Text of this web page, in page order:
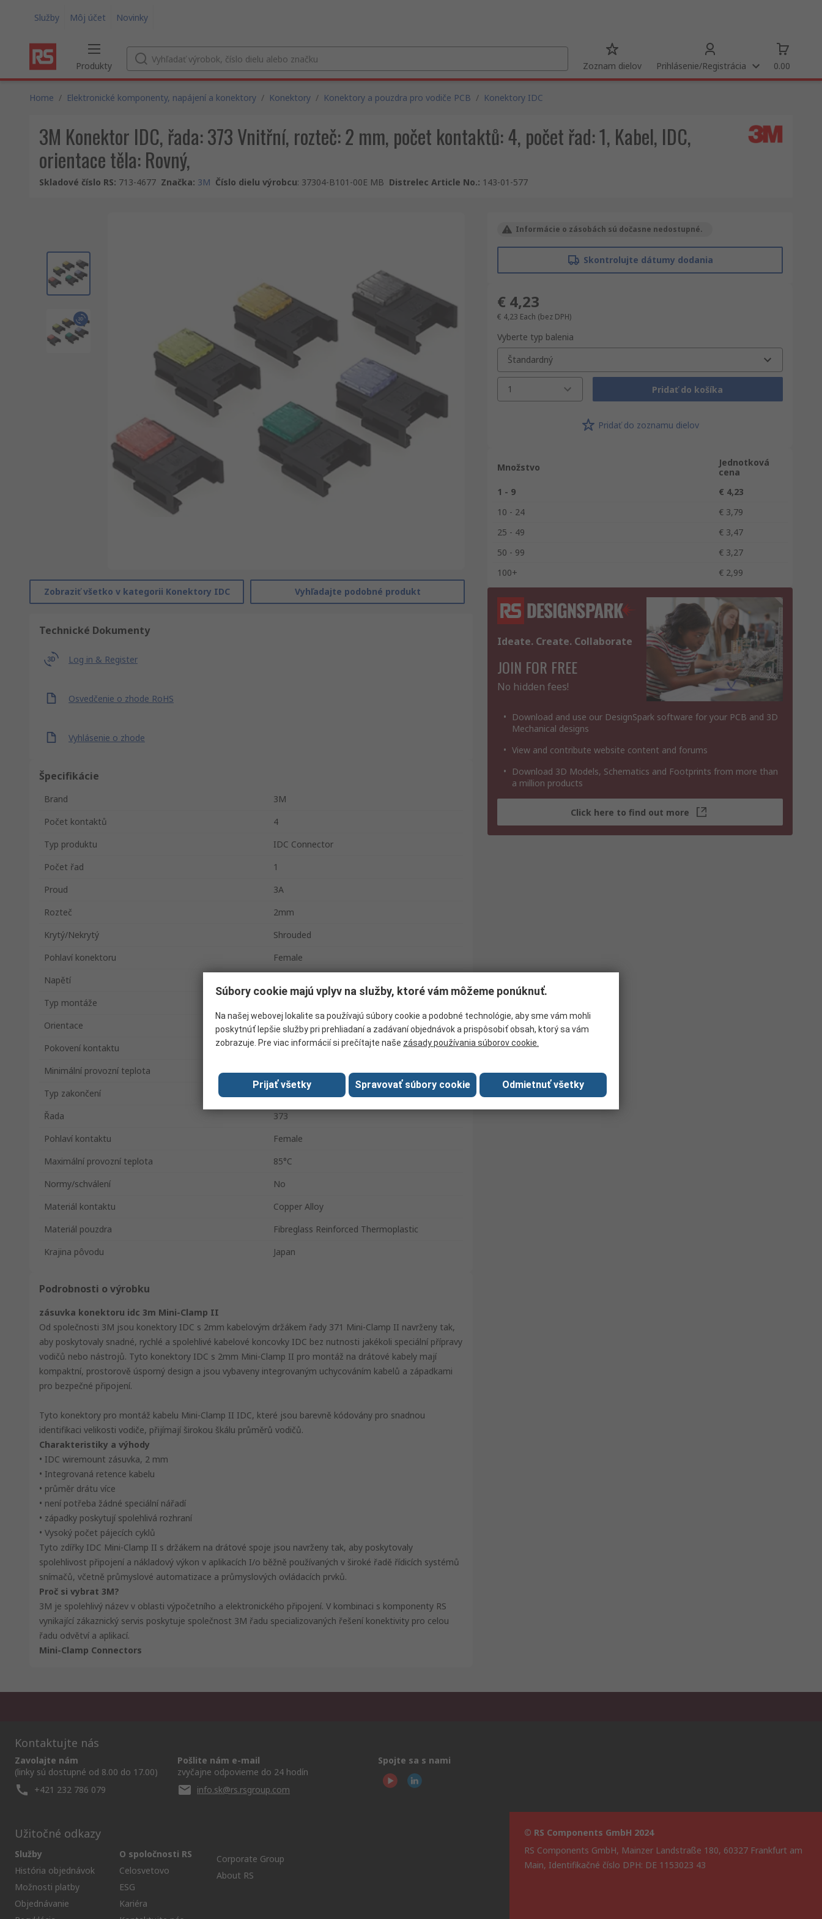
Služby Môj účet Novinky
Produkty Zoznam dielov Prihlásenie/Registrácia 0.00
Home / Elektronické komponenty, napájení a konektory / Konektory / Konektory a pouzdra pro vodiče PCB / Konektory IDC
3M Konektor IDC, řada: 373 Vnitřní, rozteč: 2 mm, počet kontaktů: 4, počet řad: 1, Kabel, IDC,
orientace těla: Rovný,
Skladové číslo RS: 713-4677 Značka: 3M Číslo dielu výrobcu: 37304-B101-00E MB Distrelec Article No.: 143-01-577
Zobraziť všetko v kategorii Konektory IDC Vyhľadajte podobné produkt
Technické Dokumenty
Log in & Register
Osvedčenie o zhode RoHS
Vyhlásenie o zhode
Špecifikácie
Brand
3M
Počet kontaktů
4
Typ produktu
IDC Connector
Počet řad
1
Proud
3A
Rozteč
2mm
Krytý/Nekrytý
Shrouded
Pohlaví konektoru
Female
Napětí
Typ montáže
Orientace
Straight
Pokovení kontaktu
Zlato přes nikl
Minimální provozní teplota
-20°C
Typ zakončení
Řada
373
Pohlaví kontaktu
Female
Maximální provozní teplota
85°C
Normy/schválení
No
Materiál kontaktu
Copper Alloy
Materiál pouzdra
Fibreglass Reinforced Thermoplastic
Krajina pôvodu
Japan
Podrobnosti o výrobku
zásuvka konektoru idc 3m Mini-Clamp II
Od společnosti 3M jsou konektory IDC s 2mm kabelovým držákem řady 371 Mini-Clamp II navrženy tak,
aby poskytovaly snadné, rychlé a spolehlivé kabelové koncovky IDC bez nutnosti jakékoli speciální přípravy
vodičů nebo nástrojů. Tyto konektory IDC s 2mm Mini-Clamp II pro montáž na drátové kabely mají
kompaktní, prostorově úsporný design a jsou vybaveny integrovaným uchycováním kabelů a západkami
pro bezpečné připojení.
Tyto konektory pro montáž kabelu Mini-Clamp II IDC, které jsou barevně kódovány pro snadnou
identifikaci velikosti vodiče, přijímají širokou škálu průměrů vodičů.
Charakteristiky a výhody
• IDC wiremount zásuvka, 2 mm
• Integrovaná retence kabelu
• průměr drátu více
• není potřeba žádné speciální nářadí
• západky poskytují spolehlivá rozhraní
• Vysoký počet pájecích cyklů
Tyto zdířky IDC Mini-Clamp II s držákem na drátové spoje jsou navrženy tak, aby poskytovaly
spolehlivost připojení a nákladový výkon v aplikacích I/o běžně používaných v široké řadě řídicích systémů
snímačů, včetně průmyslové automatizace a průmyslových ovládacích prvků.
Proč si vybrat 3M?
3M je spolehlivý název v oblasti výpočetního a elektronického připojení. V kombinaci s komponenty RS
vynikající zákaznický servis poskytuje společnost 3M řadu specializovaných řešení konektivity pro celou
řadu odvětví a aplikací.
Mini-Clamp Connectors
Informácie o zásobách sú dočasne nedostupné.
Skontrolujte dátumy dodania
€ 4,23
€ 4,23 Each (bez DPH)
Vyberte typ balenia
Štandardný
1 Pridať do košíka
Pridať do zoznamu dielov
Množstvo
Jednotková
cena
1 - 9
€ 4,23
10 - 24
€ 3,79
25 - 49
€ 3,47
50 - 99
€ 3,27
100+
€ 2,99
Ideate. Create. Collaborate
JOIN FOR FREE
No hidden fees!
Download and use our DesignSpark software for your PCB and 3D
Mechanical designs
View and contribute website content and forums
Download 3D Models, Schematics and Footprints from more than
a million products
Click here to find out more
Kontaktujte nás
Zavolajte nám
(linky sú dostupné od 8.00 do 17.00)
+421 232 786 079
Pošlite nám e-mail
zvyčajne odpovieme do 24 hodín
info.sk@rs.rsgroup.com
Spojte sa s nami
Užitočné odkazy
Služby
História objednávok
Možnosti platby
Objednávanie
O spoločnosti RS
Celosvetovo
ESG
Kariéra
Corporate Group
About RS
© RS Components GmbH 2024
RS Components GmbH, Mainzer Landstraße 180, 60327 Frankfurt am
Main, Identifikačné číslo DPH: DE 1153023 43
Súbory cookie majú vplyv na služby, ktoré vám môžeme ponúknuť.
Na našej webovej lokalite sa používajú súbory cookie a podobné technológie, aby sme vám mohli
poskytnúť lepšie služby pri prehliadaní a zadávaní objednávok a prispôsobiť obsah, ktorý sa vám
zobrazuje. Pre viac informácií si prečítajte naše zásady používania súborov cookie.
Prijať všetky Spravovať súbory cookie Odmietnuť všetky